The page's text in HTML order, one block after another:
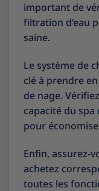
important de
filtration d’eau
saine.
Le système de
clé à prendre
de nage.
capacité du
pour
Enfin, assurez-
achetez
toutes les